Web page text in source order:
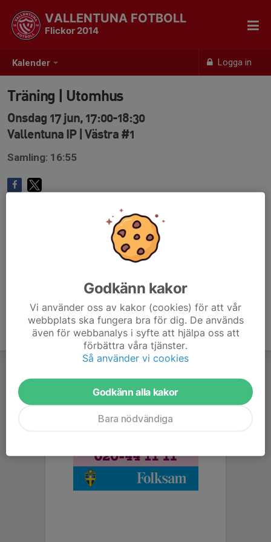
Kalender Logga in
VALLENTUNA FOTBOLL
Flickor 2014
Träning | Utomhus
Onsdag 17 jun, 17:00-18:30
Vallentuna IP | Västra #1
Samling: 16:55
Godkänn kakor
Vi använder oss av kakor (cookies) för att vår
webbplats ska fungera bra för dig. De används
även för webbanalys i syfte att hjälpa oss att
förbättra våra tjänster.
Så använder vi cookies
Godkänn alla kakor
Bara nödvändiga